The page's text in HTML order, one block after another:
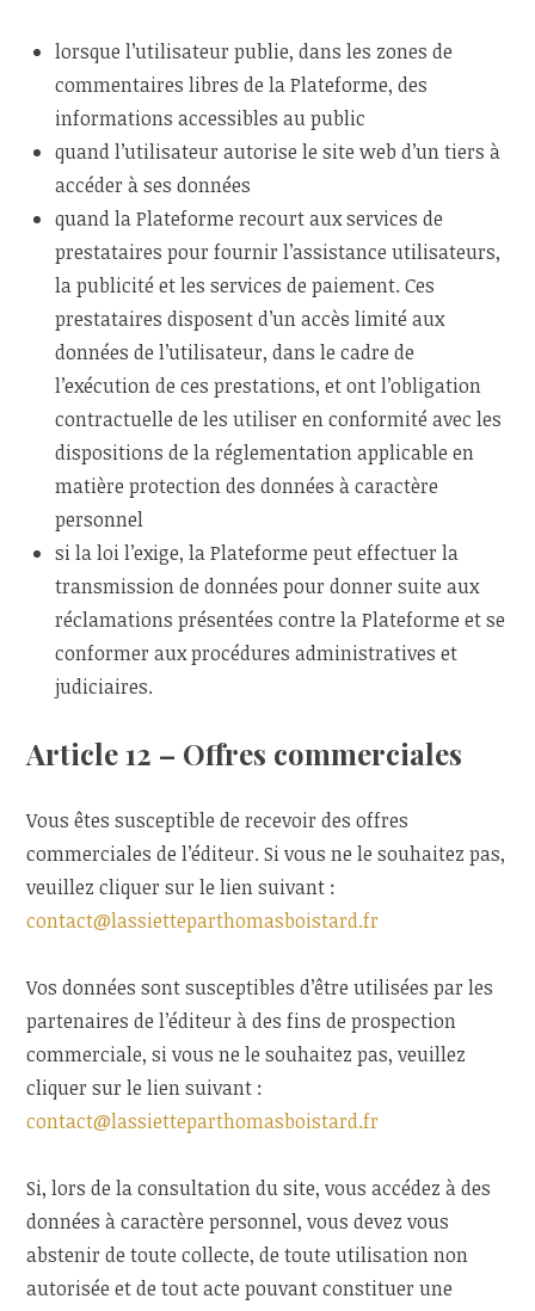
lorsque l’utilisateur publie, dans les zones de
commentaires libres de la Plateforme, des
informations accessibles au public
quand l’utilisateur autorise le site web d’un tiers à
accéder à ses données
quand la Plateforme recourt aux services de
prestataires pour fournir l’assistance utilisateurs,
la publicité et les services de paiement. Ces
prestataires disposent d’un accès limité aux
données de l’utilisateur, dans le cadre de
l’exécution de ces prestations, et ont l’obligation
contractuelle de les utiliser en conformité avec les
dispositions de la réglementation applicable en
matière protection des données à caractère
personnel
si la loi l’exige, la Plateforme peut effectuer la
transmission de données pour donner suite aux
réclamations présentées contre la Plateforme et se
conformer aux procédures administratives et
judiciaires.
Article 12 – Offres commerciales
Vous êtes susceptible de recevoir des offres
commerciales de l’éditeur. Si vous ne le souhaitez pas,
veuillez cliquer sur le lien suivant :
contact@lassietteparthomasboistard.fr
Vos données sont susceptibles d’être utilisées par les
partenaires de l’éditeur à des fins de prospection
commerciale, si vous ne le souhaitez pas, veuillez
cliquer sur le lien suivant :
contact@lassietteparthomasboistard.fr
Si, lors de la consultation du site, vous accédez à des
données à caractère personnel, vous devez vous
abstenir de toute collecte, de toute utilisation non
autorisée et de tout acte pouvant constituer une